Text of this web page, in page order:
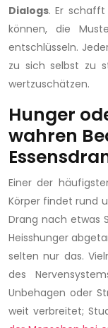
Dialogs. Er
können, die
entschlüsseln.
zu sich selbst zu
wertzuschätzen.
Hunger
wahren
Einer der
Körper findet rund
Drang nach etwas
Heisshunger
selten nur das.
des
Unbehagen oder
weit verbreitet;